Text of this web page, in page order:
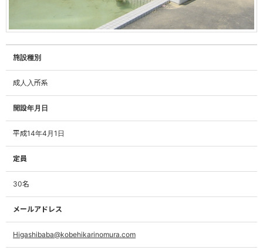
施設種別
成人入所系
開設年月日
平成14年4月1日
定員
30名
メールアドレス
Higashibaba@kobehikarinomura.com